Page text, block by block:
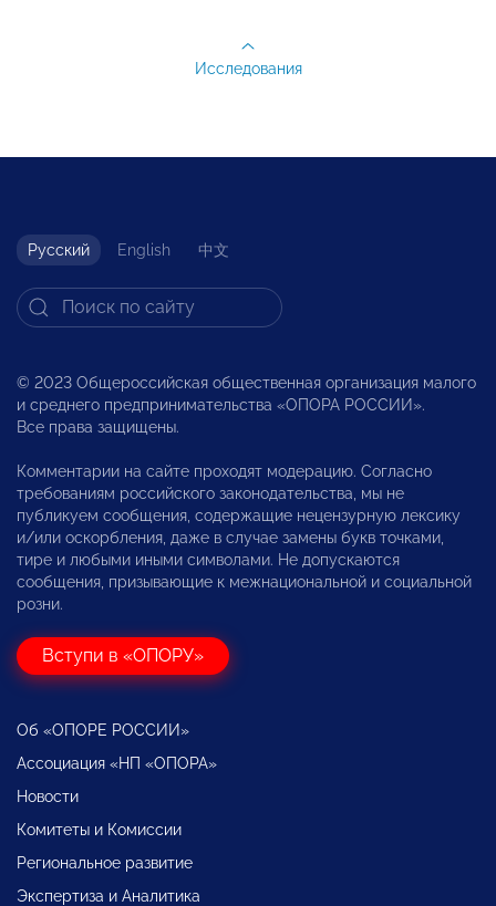
Исследования
Русский English 中文
© 2023 Общероссийская общественная организация малого
и среднего предпринимательства «ОПОРА РОССИИ».
Все права защищены.
Комментарии на сайте проходят модерацию. Согласно
требованиям российского законодательства, мы не
публикуем сообщения, содержащие нецензурную лексику
и/или оскорбления, даже в случае замены букв точками,
тире и любыми иными символами. Не допускаются
сообщения, призывающие к межнациональной и социальной
розни.
Вступи в «ОПОРУ»
Об «ОПОРЕ РОССИИ»
Ассоциация «НП «ОПОРА»
Новости
Комитеты и Комиссии
Региональное развитие
Экспертиза и Аналитика